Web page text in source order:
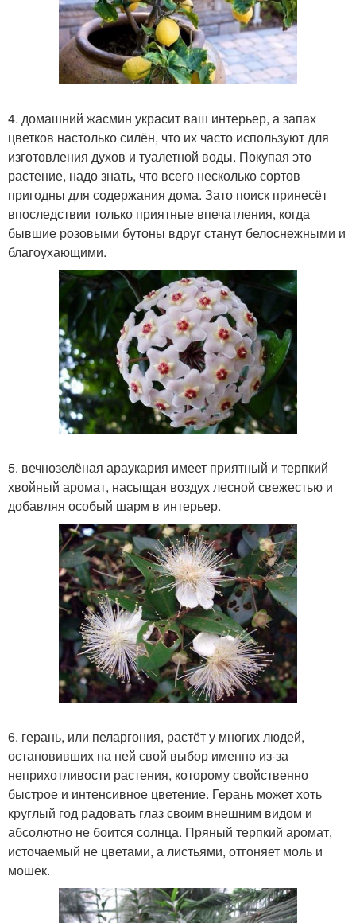
4. домашний жасмин украсит ваш интерьер, а запах
цветков настолько силён, что их часто используют для
изготовления духов и туалетной воды. Покупая это
растение, надо знать, что всего несколько сортов
пригодны для содержания дома. Зато поиск принесёт
впоследствии только приятные впечатления, когда
бывшие розовыми бутоны вдруг станут белоснежными и
благоухающими.
5. вечнозелёная араукария имеет приятный и терпкий
хвойный аромат, насыщая воздух лесной свежестью и
добавляя особый шарм в интерьер.
6. герань, или пеларгония, растёт у многих людей,
остановивших на ней свой выбор именно из-за
неприхотливости растения, которому свойственно
быстрое и интенсивное цветение. Герань может хоть
круглый год радовать глаз своим внешним видом и
абсолютно не боится солнца. Пряный терпкий аромат,
источаемый не цветами, а листьями, отгоняет моль и
мошек.